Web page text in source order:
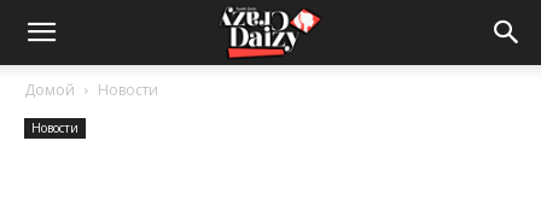
Crazy-
Daizy
Домой Новости
Новости